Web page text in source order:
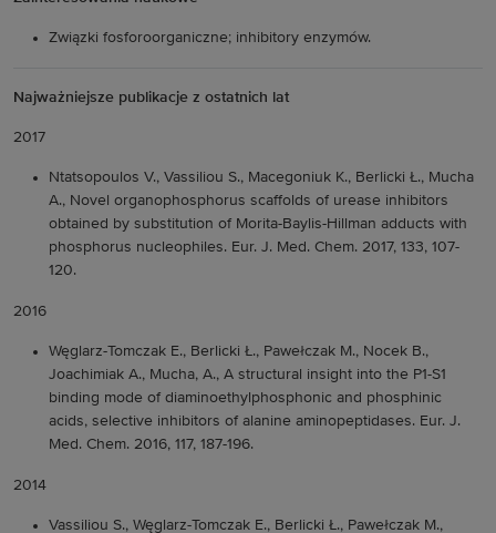
Związki fosforoorganiczne; inhibitory enzymów.
Najważniejsze publikacje z ostatnich lat
2017
Ntatsopoulos V., Vassiliou S., Macegoniuk K., Berlicki Ł., Mucha
A., Novel organophosphorus scaffolds of urease inhibitors
obtained by substitution of Morita-Baylis-Hillman adducts with
phosphorus nucleophiles. Eur. J. Med. Chem. 2017, 133, 107-
120.
2016
Węglarz-Tomczak E., Berlicki Ł., Pawełczak M., Nocek B.,
Joachimiak A., Mucha, A., A structural insight into the P1-S1
binding mode of diaminoethylphosphonic and phosphinic
acids, selective inhibitors of alanine aminopeptidases. Eur. J.
Med. Chem. 2016, 117, 187-196.
2014
Vassiliou S., Węglarz-Tomczak E., Berlicki Ł., Pawełczak M.,